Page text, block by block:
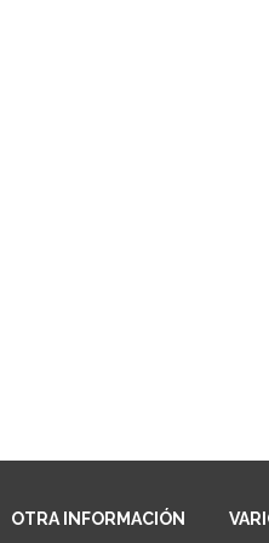
OTRA INFORMACIÓN